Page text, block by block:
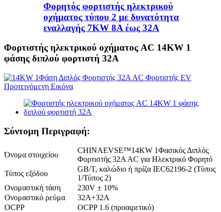
Φορητός φορτιστής ηλεκτρικού
οχήματος τύπου 2 με δυνατότητα
εναλλαγής 7KW 8A έως 32A
Φορτιστής ηλεκτρικού οχήματος AC 14KW 1
φάσης διπλού φορτιστή 32A
Σύντομη Περιγραφή:
Όνομα στοιχείου
CHINAEVSE™️14KW 1Φασικός Διπλός
Φορτιστής 32A AC για Ηλεκτρικό Φορητό
Τύπος εξόδου
GB/T, καλώδιο ή πρίζα IEC62196-2 (Τύπος
1/Τύπος 2)
Ονομαστική τάση
230V ± 10%
Ονομαστικό ρεύμα
32Α+32Α
OCPP
OCPP 1.6 (προαιρετικό)